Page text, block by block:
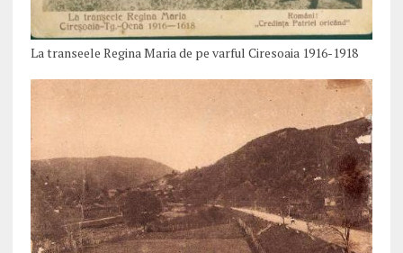
La transeele Regina Maria de pe varful Ciresoaia 1916-1918